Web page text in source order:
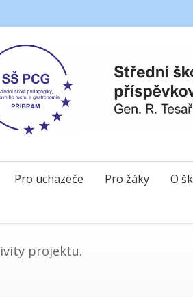
Pro uchazeče Pro žáky O
projektu.